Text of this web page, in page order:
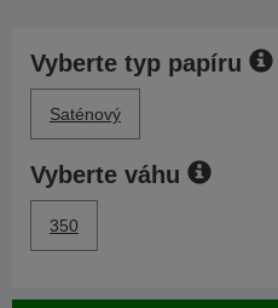
Vyberte typ papíru
Saténový
Vyberte váhu
350